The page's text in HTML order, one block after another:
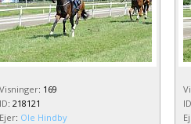
Visninger: 169
ID: 218121
Ejer: Ole Hindby
ID